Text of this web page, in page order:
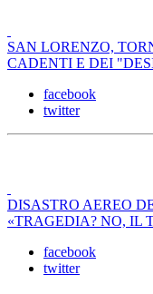
SAN LORENZO,
CADENTI E DEI
facebook
twitter
DISASTRO AEREO
«TRAGEDIA? NO, IL
facebook
twitter